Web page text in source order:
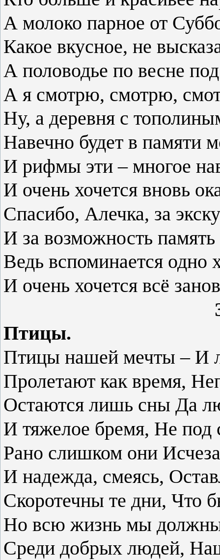
А молоко парное от
Какое вкусное, не
А половодье по весне
А я смотрю, смотрю,
Ну, а деревня с
Навечно будет в памяти
И рифмы эти – многое
И очень хочется вновь
Спасибо, Алечка, за
И за возможность
Ведь вспоминается одно
И очень хочется всё
Зоя
Птицы.
Птицы нашей мечты – И
Пролетают как время,
Остаются лишь сны Да
И тяжелое бремя, Не под
Рано слишком они
И надежда, смеясь,
Скоротечны те дни, Что
Но всю жизнь мы
Среди добрых людей,